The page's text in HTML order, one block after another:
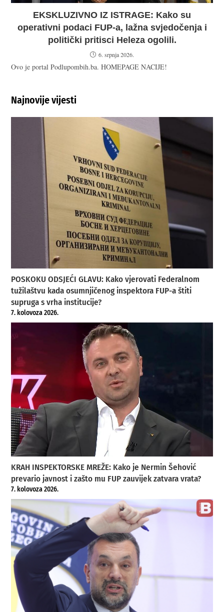
EKSKLUZIVNO IZ ISTRAGE: Kako su
operativni podaci FUP-a, lažna svjedočenja i
politički pritisci Heleza ogolili.
6. srpnja 2026.
Ovo je portal Podlupombih.ba. HOMEPAGE NACIJE!
Najnovije vijesti
POSKOKU ODSJEĆI GLAVU: Kako vjerovati Federalnom
tužilaštvu kada osumnjičenog inspektora FUP-a štiti
supruga s vrha institucije?
7. kolovoza 2026.
KRAH INSPEKTORSKE MREŽE: Kako je Nermin Šehović
prevario javnost i zašto mu FUP zauvijek zatvara vrata?
7. kolovoza 2026.